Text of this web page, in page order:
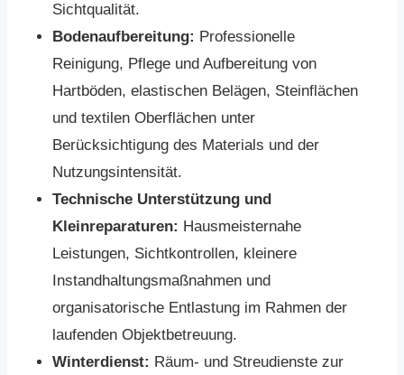
Sichtqualität.
Bodenaufbereitung: Professionelle
Reinigung, Pflege und Aufbereitung von
Hartböden, elastischen Belägen, Steinflächen
und textilen Oberflächen unter
Berücksichtigung des Materials und der
Nutzungsintensität.
Technische Unterstützung und
Kleinreparaturen: Hausmeisternahe
Leistungen, Sichtkontrollen, kleinere
Instandhaltungsmaßnahmen und
organisatorische Entlastung im Rahmen der
laufenden Objektbetreuung.
Winterdienst: Räum- und Streudienste zur